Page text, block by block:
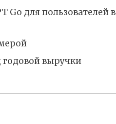
Go для пользователей в
годовой выручки